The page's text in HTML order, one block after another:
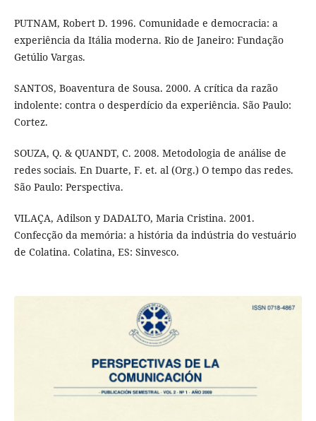
PUTNAM, Robert D. 1996. Comunidade e democracia: a
experiência da Itália moderna. Rio de Janeiro: Fundação
Getúlio Vargas.
SANTOS, Boaventura de Sousa. 2000. A crítica da razão
indolente: contra o desperdício da experiência. São Paulo:
Cortez.
SOUZA, Q. & QUANDT, C. 2008. Metodologia de análise de
redes sociais. En Duarte, F. et. al (Org.) O tempo das redes.
São Paulo: Perspectiva.
VILAÇA, Adilson y DADALTO, Maria Cristina. 2001.
Confecção da memória: a história da indústria do vestuário
de Colatina. Colatina, ES: Sinvesco.